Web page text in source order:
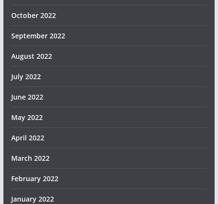
October 2022
September 2022
August 2022
July 2022
June 2022
May 2022
April 2022
March 2022
February 2022
January 2022